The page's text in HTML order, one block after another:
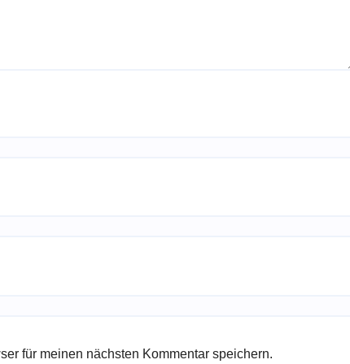
für meinen nächsten Kommentar speichern.